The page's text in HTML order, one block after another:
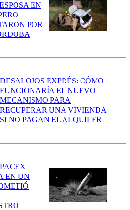
EN
POR
DESALOJOS EXPRÉS: CÓMO
FUNCIONARÍA EL NUEVO
MECANISMO PARA
RECUPERAR UNA VIVIENDA
SI NO PAGAN EL ALQUILER
EN UN